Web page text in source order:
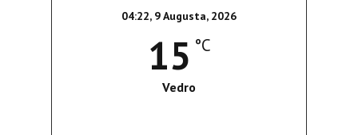
04:22, 9 Augusta, 2026
15 °C
Vedro